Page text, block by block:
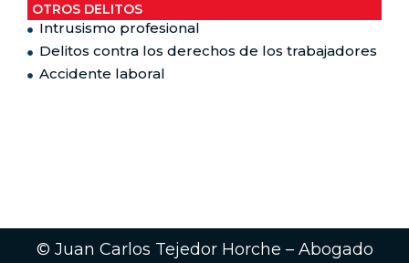
OTROS DELITOS
Intrusismo profesional
Delitos contra los derechos de los trabajadores
Accidente laboral
© Juan Carlos Tejedor Horche – Abogado